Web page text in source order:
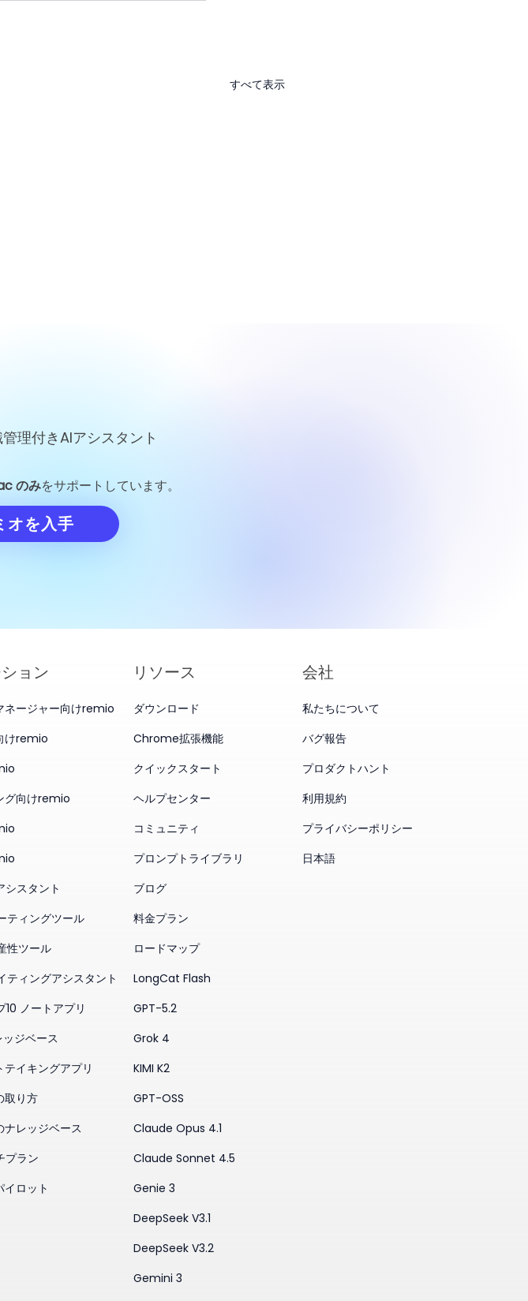
すべて表示
格を150.8元に設定、評価額
の試金石に
理付きAIアシスタント
のみをサポートしています。
オを入手
ョン
ネージャー向けremio
けremio
グ向けremio
シスタント
ティングツール
性ツール
ティングアシスタント
ノートアプリ
ッジベース
イキングアプリ
取り方
ナレッジベース
プラン
イロット
リソース
ダウンロード
Chrome拡張機能
クイックスタート
ヘルプセンター
コミュニティ
プロンプトライブラリ
ブログ
料金プラン
ロードマップ
LongCat Flash
GPT-5.2
Grok 4
KIMI K2
GPT-OSS
Claude Opus 4.1
Claude Sonnet 4.5
Genie 3
DeepSeek V3.1
DeepSeek V3.2
Gemini 3
会社
私たちについて
バグ報告
プロダクトハント
利用規約
プライバシーポリシー
日本語